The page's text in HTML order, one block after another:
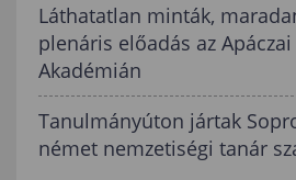
Láthatatlan minták,
plenáris előadás az
Akadémián
Tanulmányúton jártak
német nemzetiségi tanár